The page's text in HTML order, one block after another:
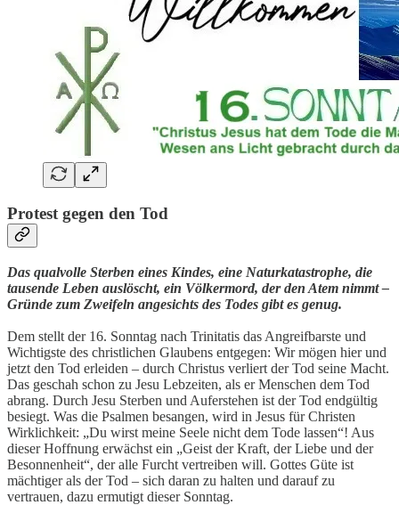
Protest gegen den Tod
Das qualvolle Sterben eines Kindes, eine Naturkatastrophe, die
tausende Leben auslöscht, ein Völkermord, der den Atem nimmt –
Gründe zum Zweifeln angesichts des Todes gibt es genug.
Dem stellt der 16. Sonntag nach Trinitatis das Angreifbarste und
Wichtigste des christlichen Glaubens entgegen: Wir mögen hier und
jetzt den Tod erleiden – durch Christus verliert der Tod seine Macht.
Das geschah schon zu Jesu Lebzeiten, als er Menschen dem Tod
abrang. Durch Jesu Sterben und Auferstehen ist der Tod endgültig
besiegt. Was die Psalmen besangen, wird in Jesus für Christen
Wirklichkeit: „Du wirst meine Seele nicht dem Tode lassen“! Aus
dieser Hoffnung erwächst ein „Geist der Kraft, der Liebe und der
Besonnenheit“, der alle Furcht vertreiben will. Gottes Güte ist
mächtiger als der Tod – sich daran zu halten und darauf zu
vertrauen, dazu ermutigt dieser Sonntag.